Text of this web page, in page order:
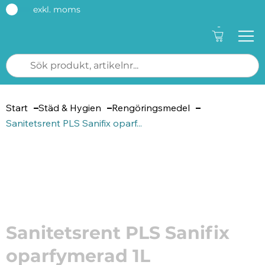
exkl. moms
-
Start Städ & Hygien
Rengöringsmedel
Sanitetsrent PLS Sanifix oparf...
Sanitetsrent PLS Sanifix
oparfymerad 1L